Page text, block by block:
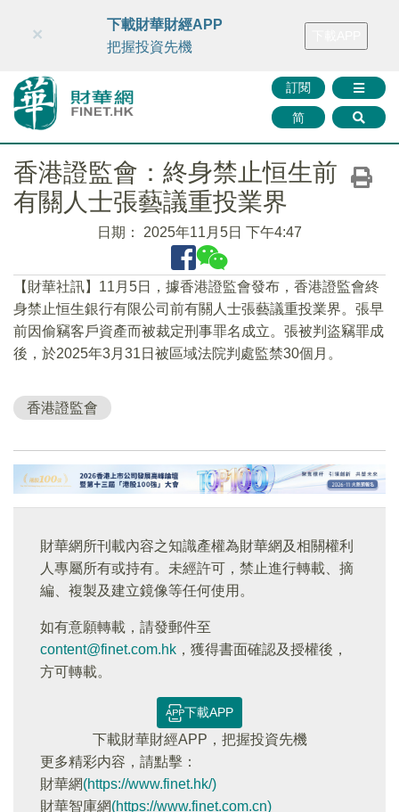
財華智庫網 FINTV FINMETA 財華證券 媒體矩陣
訂閱
简
×
下載財華財經APP
把握投資先機
香港證監會：終身禁止恒生前
有關人士張藝議重投業界
日期： 2025年11月5日 下午4:47
【財華社訊】11月5日，據香港證監會發布，香港證監會終
身禁止恒生銀行有限公司前有關人士張藝議重投業界。張早
前因偷竊客戶資產而被裁定刑事罪名成立。張被判盜竊罪成
後，於2025年3月31日被區域法院判處監禁30個月。
香港證監會
財華網所刊載內容之知識產權為財華網及相關權利
人專屬所有或持有。未經許可，禁止進行轉載、摘
編、複製及建立鏡像等任何使用。
如有意願轉載，請發郵件至
content@finet.com.hk ，獲得書面確認及授權後，
方可轉載。
下載APP
下載財華財經APP，把握投資先機
更多精彩内容，請點擊：
財華網(https://www.finet.hk/)
財華智庫網(https://www.finet.com.cn)